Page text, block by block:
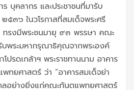
บุคลากร และประชาชนที่มารับ
๕๓๖ ในวโรกาสที่สมเด็จพระศรี
ทรงมีพระชนมายุ ๙๓ พรรษา คณะ
พระมหากรุณาธิคุณจากพระองค์
ปรดเกล้าฯ พระราชทานนาม อาคาร
ทยศาสตร์ ว่า “อาคารสมเด็จย่า
อย่างยิ่งแก่คณะทันตแพทยศาสตร์